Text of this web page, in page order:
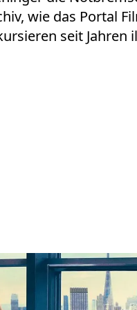
wie das Portal
seit